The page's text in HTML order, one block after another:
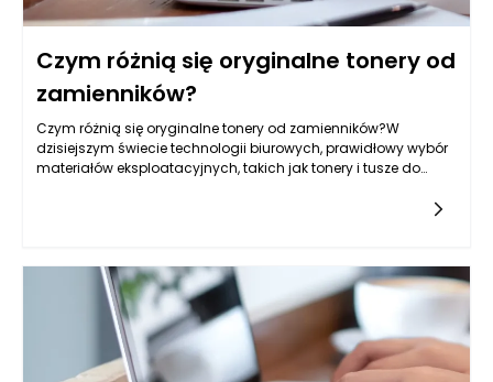
Czym różnią się oryginalne tonery od
zamienników?
Czym różnią się oryginalne tonery od zamienników?W
dzisiejszym świecie technologii biurowych, prawidłowy wybór
materiałów eksploatacyjnych, takich jak tonery i tusze do